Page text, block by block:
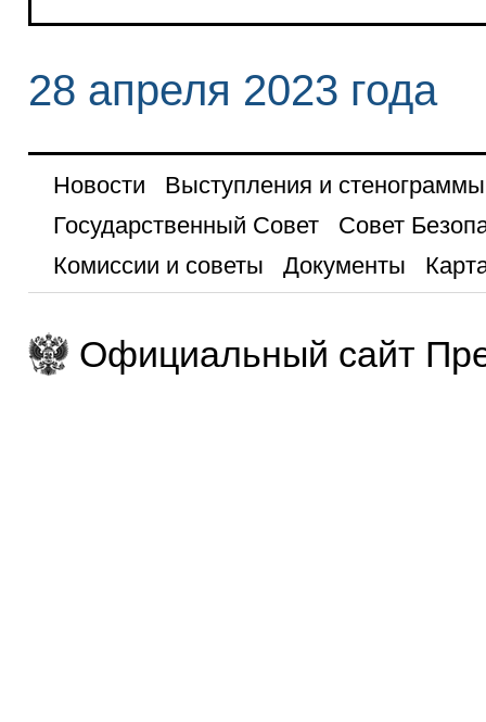
28 апреля 2023 года
Новости
Выступления и стенограммы
Государственный Совет
Совет
Комиссии и советы
Документы
Официальный сайт